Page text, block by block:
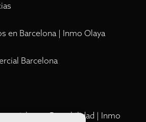
en Barcelona | Inmo Olaya
Barcelona
en Rentabilidad | Inmo